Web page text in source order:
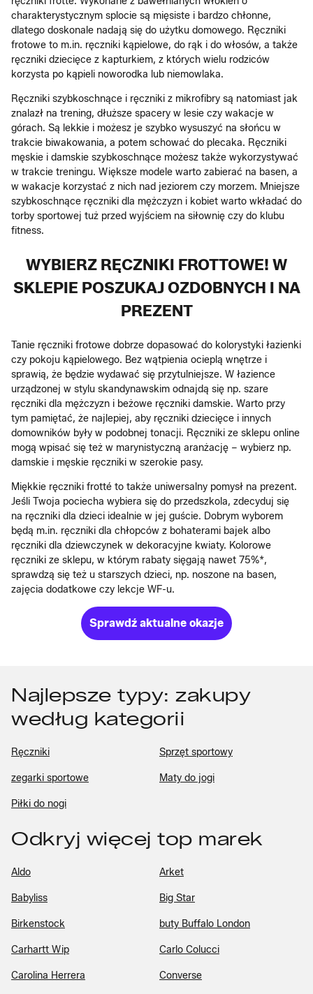
charakterystycznym splocie są mięsiste i bardzo chłonne,
dlatego doskonale nadają się do użytku domowego. Ręczniki
frotowe to m.in. ręczniki kąpielowe, do rąk i do włosów, a także
ręczniki dziecięce z kapturkiem, z których wielu rodziców
korzysta po kąpieli noworodka lub niemowlaka.
Ręczniki szybkoschnące i ręczniki z mikrofibry są natomiast jak
znalazł na trening, dłuższe spacery w lesie czy wakacje w
górach. Są lekkie i możesz je szybko wysuszyć na słońcu w
trakcie biwakowania, a potem schować do plecaka. Ręczniki
męskie i damskie szybkoschnące możesz także wykorzystywać
w trakcie treningu. Większe modele warto zabierać na basen, a
w wakacje korzystać z nich nad jeziorem czy morzem. Mniejsze
szybkoschnące ręczniki dla mężczyzn i kobiet warto wkładać do
torby sportowej tuż przed wyjściem na siłownię czy do klubu
fitness.
WYBIERZ RĘCZNIKI FROTTOWE! W
SKLEPIE POSZUKAJ OZDOBNYCH I NA
PREZENT
Tanie ręczniki frotowe dobrze dopasować do kolorystyki łazienki
czy pokoju kąpielowego. Bez wątpienia ocieplą wnętrze i
sprawią, że będzie wydawać się przytulniejsze. W łazience
urządzonej w stylu skandynawskim odnajdą się np. szare
ręczniki dla mężczyzn i beżowe ręczniki damskie. Warto przy
tym pamiętać, że najlepiej, aby ręczniki dziecięce i innych
domowników były w podobnej tonacji. Ręczniki ze sklepu online
mogą wpisać się też w marynistyczną aranżację – wybierz np.
damskie i męskie ręczniki w szerokie pasy.
Miękkie ręczniki frotté to także uniwersalny pomysł na prezent.
Jeśli Twoja pociecha wybiera się do przedszkola, zdecyduj się
na ręczniki dla dzieci idealnie w jej guście. Dobrym wyborem
będą m.in. ręczniki dla chłopców z bohaterami bajek albo
ręczniki dla dziewczynek w dekoracyjne kwiaty. Kolorowe
ręczniki ze sklepu, w którym rabaty sięgają nawet 75%*,
sprawdzą się też u starszych dzieci, np. noszone na basen,
zajęcia dodatkowe czy lekcje WF-u.
Sprawdź aktualne okazje
Najlepsze typy: zakupy
według kategorii
Ręczniki Sprzęt sportowy
zegarki sportowe Maty do jogi
Piłki do nogi
Odkryj więcej top marek
Aldo Arket
Babyliss Big Star
Birkenstock buty Buffalo London
Carhartt Wip Carlo Colucci
Carolina Herrera Converse